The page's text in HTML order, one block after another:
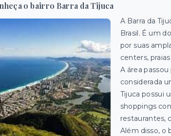
o bairro Barra da Tijuca
A Barra da
Brasil. É um
por suas
centers,
A área
considerada
Tijuca possui
shoppings
restaurantes,
Além disso, o